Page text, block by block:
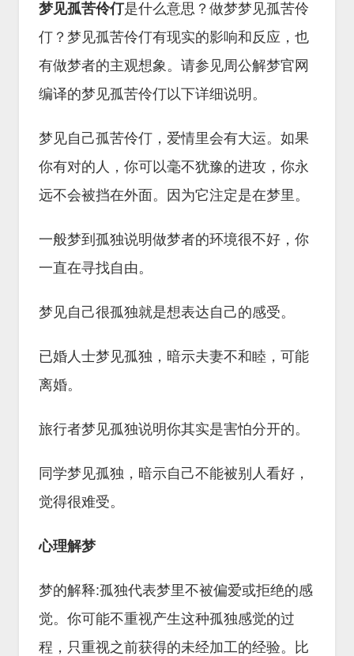
梦见孤苦伶仃是什么意思？做梦梦见孤苦伶
仃？梦见孤苦伶仃有现实的影响和反应，也
有做梦者的主观想象。请参见周公解梦官网
编译的梦见孤苦伶仃以下详细说明。
梦见自己孤苦伶仃，爱情里会有大运。如果
你有对的人，你可以毫不犹豫的进攻，你永
远不会被挡在外面。因为它注定是在梦里。
一般梦到孤独说明做梦者的环境很不好，你
一直在寻找自由。
梦见自己很孤独就是想表达自己的感受。
已婚人士梦见孤独，暗示夫妻不和睦，可能
离婚。
旅行者梦见孤独说明你其实是害怕分开的。
同学梦见孤独，暗示自己不能被别人看好，
觉得很难受。
心理解梦
梦的解释:孤独代表梦里不被偏爱或拒绝的感
觉。你可能不重视产生这种孤独感觉的过
程，只重视之前获得的未经加工的经验。比